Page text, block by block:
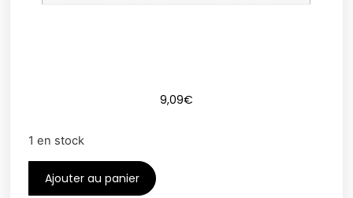
9,09€
1 en stock
Ajouter au panier